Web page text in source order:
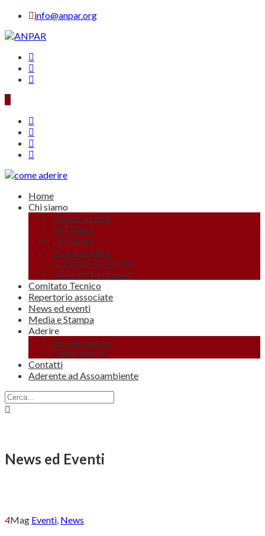
info@anpar.org
Home
Chi siamo
L’Associazione
Gli Organi
Lo Statuto
Il Codice Etico
Comitato Scientifico
Delegati Territoriali
Comitato Tecnico
Repertorio associate
News ed eventi
Media e Stampa
Aderire
Perché aderire
Come aderire
Contatti
Aderente ad Assoambiente
News ed Eventi
4Mag Eventi, News